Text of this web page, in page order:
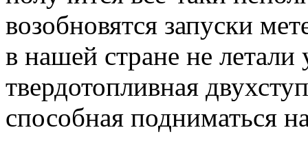
возобновятся запуски
в нашей стране не летали
твердотопливная
способная подниматься